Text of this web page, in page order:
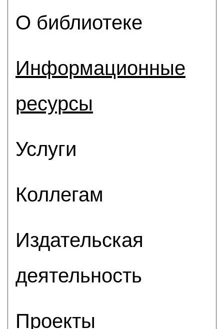
О библиотеке
Информационные
ресурсы
Услуги
Коллегам
Издательская
деятельность
Проекты